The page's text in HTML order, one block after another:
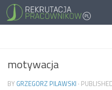
motywacja
BY GRZEGORZ PILAWSKI ·